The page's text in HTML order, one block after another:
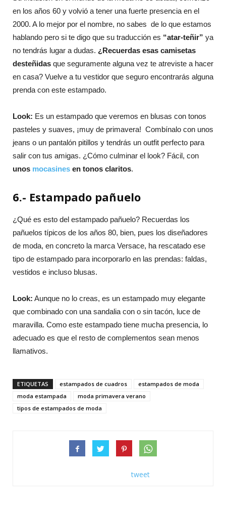
en los años 60 y volvió a tener una fuerte presencia en el
2000. A lo mejor por el nombre, no sabes de lo que estamos
hablando pero si te digo que su traducción es “atar-teñir” ya
no tendrás lugar a dudas. ¿Recuerdas esas camisetas
desteñidas que seguramente alguna vez te atreviste a hacer
en casa? Vuelve a tu vestidor que seguro encontrarás alguna
prenda con este estampado.
Look: Es un estampado que veremos en blusas con tonos
pasteles y suaves, ¡muy de primavera! Combínalo con unos
jeans o un pantalón pitillos y tendrás un outfit perfecto para
salir con tus amigas. ¿Cómo culminar el look? Fácil, con
unos mocasines en tonos claritos.
6.- Estampado pañuelo
¿Qué es esto del estampado pañuelo? Recuerdas los
pañuelos típicos de los años 80, bien, pues los diseñadores
de moda, en concreto la marca Versace, ha rescatado ese
tipo de estampado para incorporarlo en las prendas: faldas,
vestidos e incluso blusas.
Look: Aunque no lo creas, es un estampado muy elegante
que combinado con una sandalia con o sin tacón, luce de
maravilla. Como este estampado tiene mucha presencia, lo
adecuado es que el resto de complementos sean menos
llamativos.
ETIQUETAS estampados de cuadros
estampados de moda
moda estampada
moda primavera verano
tipos de estampados de moda
tweet